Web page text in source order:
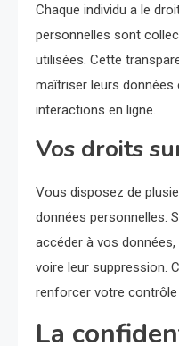
Chaque individu a le
personnelles sont
utilisées. Cette
maîtriser leurs données
interactions en ligne.
Vos droits
Vous disposez de
données personnelles.
accéder à vos
voire leur suppression.
renforcer votre contrôle
La